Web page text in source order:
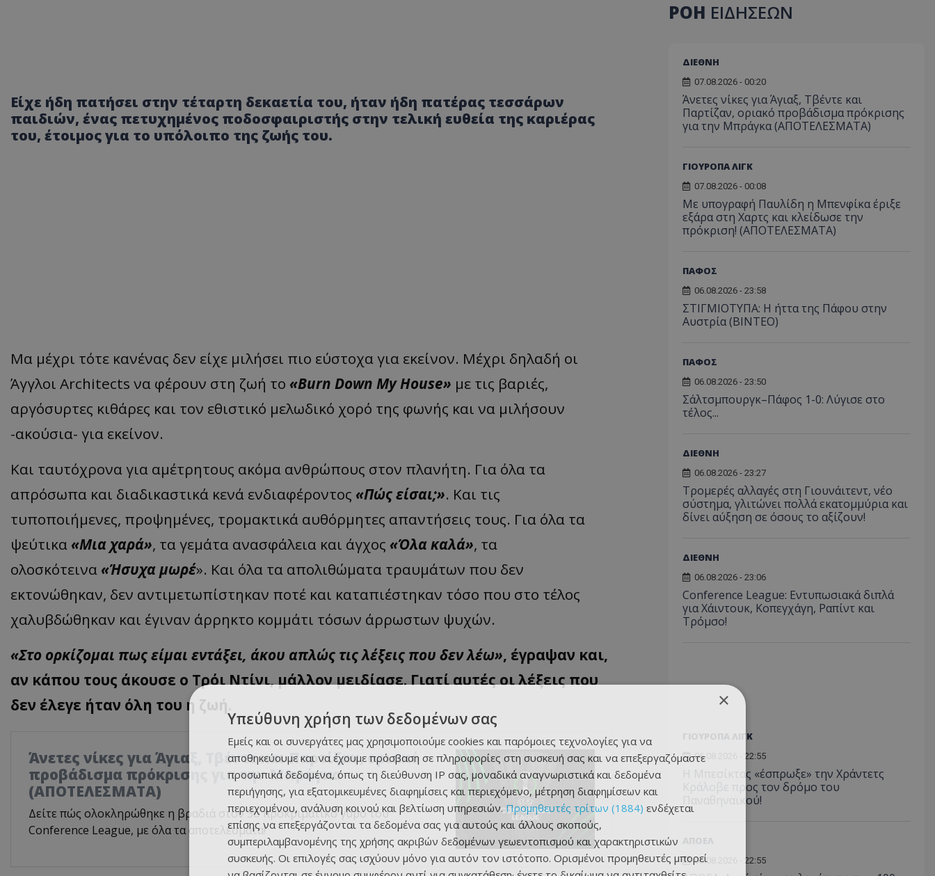
Είχε ήδη πατήσει στην τέταρτη δεκαετία του, ήταν ήδη πατέρας τεσσάρων
παιδιών, ένας πετυχημένος ποδοσφαιριστής στην τελική ευθεία της καριέρας
του, έτοιμος για το υπόλοιπο της ζωής του.
Μα μέχρι τότε κανένας δεν είχε μιλήσει πιο εύστοχα για εκείνον. Μέχρι δηλαδή οι
Άγγλοι Architects να φέρουν στη ζωή το «Burn Down My House» με τις βαριές,
αργόσυρτες κιθάρες και τον εθιστικό μελωδικό χορό της φωνής και να μιλήσουν
-ακούσια- για εκείνον.
Και ταυτόχρονα για αμέτρητους ακόμα ανθρώπους στον πλανήτη. Για όλα τα
απρόσωπα και διαδικαστικά κενά ενδιαφέροντος «Πώς είσαι;». Και τις
τυποποιήμενες, προψημένες, τρομακτικά αυθόρμητες απαντήσεις τους. Για όλα τα
ψεύτικα «Μια χαρά», τα γεμάτα ανασφάλεια και άγχος «Όλα καλά», τα
ολοσκότεινα «Ήσυχα μωρέ». Και όλα τα απολιθώματα τραυμάτων που δεν
εκτονώθηκαν, δεν αντιμετωπίστηκαν ποτέ και καταπιέστηκαν τόσο που στο τέλος
χαλυβδώθηκαν και έγιναν άρρηκτο κομμάτι τόσων άρρωστων ψυχών.
«Στο ορκίζομαι πως είμαι εντάξει, άκου απλώς τις λέξεις που δεν λέω», έγραψαν και,
αν κάπου τους άκουσε ο Τρόι Ντίνι, μάλλον μειδίασε. Γιατί αυτές οι λέξεις που
δεν έλεγε ήταν όλη του η ζωή.
Άνετες νίκες για Άγιαξ, Τβέντε και Παρτίζαν, οριακό
προβάδισμα πρόκρισης για την Μπράγκα
(ΑΠΟΤΕΛΕΣΜΑΤΑ)
Δείτε πώς ολοκληρώθηκε η βραδιά στον 3ο προκριματικό γύρο του
Conference League, με όλα τα αποτελέσματα!
ΡΟΗ ΕΙΔΗΣΕΩΝ
ΔΙΕΘΝΗ
07.08.2026 - 00:20
Άνετες νίκες για Άγιαξ, Τβέντε και
Παρτίζαν, οριακό προβάδισμα πρόκρισης
για την Μπράγκα (ΑΠΟΤΕΛΕΣΜΑΤΑ)
ΓΙΟΥΡΟΠΑ ΛΙΓΚ
07.08.2026 - 00:08
Με υπογραφή Παυλίδη η Μπενφίκα έριξε
εξάρα στη Χαρτς και κλείδωσε την
πρόκριση! (ΑΠΟΤΕΛΕΣΜΑΤΑ)
ΠΑΦΟΣ
06.08.2026 - 23:58
ΣΤΙΓΜΙΟΤΥΠΑ: Η ήττα της Πάφου στην
Αυστρία (ΒΙΝΤΕΟ)
ΠΑΦΟΣ
06.08.2026 - 23:50
Σάλτσμπουργκ–Πάφος 1-0: Λύγισε στο
τέλος...
ΔΙΕΘΝΗ
06.08.2026 - 23:27
Τρομερές αλλαγές στη Γιουνάιτεντ, νέο
σύστημα, γλιτώνει πολλά εκατομμύρια και
δίνει αύξηση σε όσους το αξίζουν!
ΔΙΕΘΝΗ
06.08.2026 - 23:06
Conference League: Εντυπωσιακά διπλά
για Χάιντουκ, Κοπεγχάγη, Ραπίντ και
Τρόμσο!
ΓΙΟΥΡΟΠΑ ΛΙΓΚ
06.08.2026 - 22:55
Η Μπεσίκτας «έσπρωξε» την Χράντετς
Κράλοβε προς τον δρόμο του
Παναθηναϊκού!
06.08.2026 - 22:55
×
Υπεύθυνη χρήση των δεδομένων σας
Εμείς και οι συνεργάτες μας χρησιμοποιούμε cookies και παρόμοιες τεχνολογίες για να
αποθηκεύουμε και να έχουμε πρόσβαση σε πληροφορίες στη συσκευή σας και να επεξεργαζόμαστε
προσωπικά δεδομένα, όπως τη διεύθυνση IP σας, μοναδικά αναγνωριστικά και δεδομένα
περιήγησης, για εξατομικευμένες διαφημίσεις και περιεχόμενο, μέτρηση διαφημίσεων και
περιεχομένου, ανάλυση κοινού και βελτίωση υπηρεσιών. Προμηθευτές τρίτων (1884) ενδέχεται
επίσης να επεξεργάζονται τα δεδομένα σας για αυτούς και άλλους σκοπούς,
συμπεριλαμβανομένης της χρήσης ακριβών δεδομένων γεωεντοπισμού και χαρακτηριστικών
συσκευής. Οι επιλογές σας ισχύουν μόνο για αυτόν τον ιστότοπο. Ορισμένοι προμηθευτές μπορεί